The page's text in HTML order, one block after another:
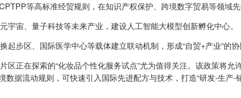
等高标准经贸规则，在知识产权保护、跨境数字贸易等领域先
宇宙、量子科技等未来产业，建设人工智能大模型创新孵化中心。
起步区、国际医学中心等载体建立联动机制，形成“自贸+产业”的协
区正在探索的“化妆品个性化服务试点”尤为值得关注。该政策将允
数据流动规则，可快速引入国际先进配方与技术，打造“研发-生产-